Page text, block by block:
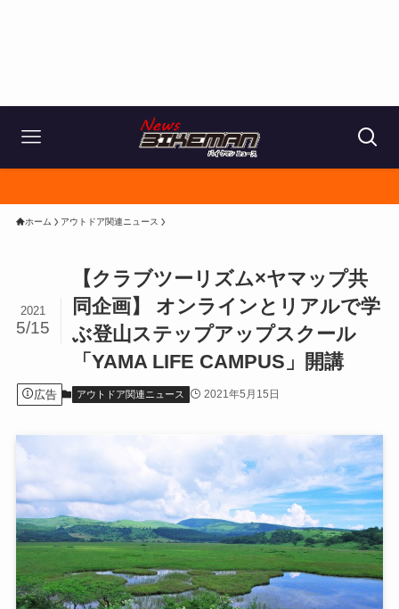
ホーム アウトドア関連ニュース
【クラブツーリズム×ヤマップ共
同企画】 オンラインとリアルで学
ぶ登山ステップアップスクール
「YAMA LIFE CAMPUS」開講
2021
5/15
広告 アウトドア関連ニュース 2021年5月15日